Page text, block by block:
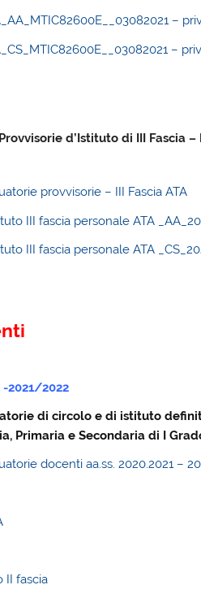
–
–
d’Istituto di III Fascia –
provvisorie – III Fascia ATA
III fascia personale ATA
III fascia personale ATA
docenti
2021/2022
di circolo e di istituto
Primaria e Secondaria di I
docenti aa.ss. 2020.2021 –
II fascia